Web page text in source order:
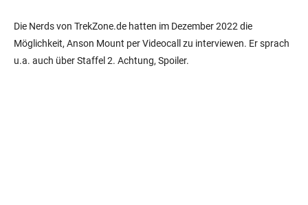
Die Nerds von TrekZone.de hatten im Dezember 2022 die
Möglichkeit, Anson Mount per Videocall zu interviewen. Er sprach
u.a. auch über Staffel 2. Achtung, Spoiler.